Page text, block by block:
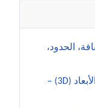
الحدود،
أعلام دول العالم بتصميم كروي ثلاثي الأبعاد (3D) –